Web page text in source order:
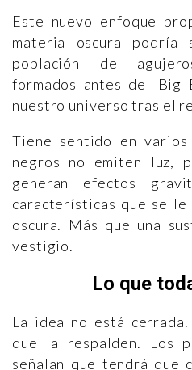
Este nuevo enfoque
materia oscura podría
población de
formados antes del Big
nuestro universo tras el
Tiene sentido en
negros no emiten luz,
generan efectos
características que se
oscura. Más que una
vestigio.
Lo que
La idea no está
que la respalden. Los
señalan que tendrá que